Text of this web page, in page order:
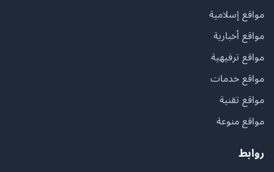
مواقع إسلامية
مواقع أخبارية
مواقع ترفيهية
مواقع خدمات
مواقع تقنية
مواقع منوعة
روابط